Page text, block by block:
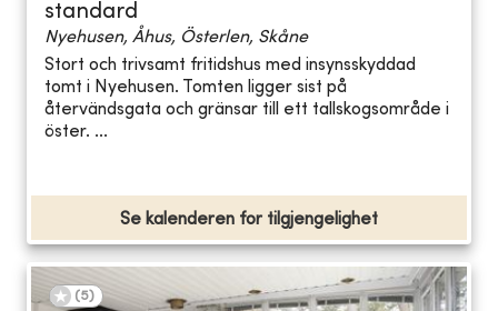
standard
Nyehusen, Åhus, Österlen, Skåne
Stort och trivsamt fritidshus med insynsskyddad
tomt i Nyehusen. Tomten ligger sist på
återvändsgata och gränsar till ett tallskogsområde i
öster. ...
Se kalenderen for tilgjengelighet
(5)